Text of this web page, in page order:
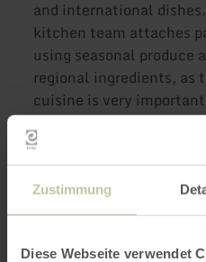
Zustimmung
Diese Webseite verwendet
and international
kitchen team attaches
using seasonal produce
regional ingredients, as
cuisine is very
Further